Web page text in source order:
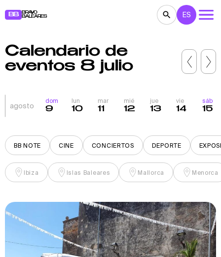
BB
BRAVO
BALEARES
CONCIERTOS TEATRO
EXPOSICIONES FESTIVALES DEPORTE
PARA NIÑOS BB NOTE
ES
Calendario de
eventos 8 julio
agosto
dom
9
lun
10
mar
11
mié
12
jue
13
vie
14
sáb
15
BB NOTE CINE CONCIERTOS DEPORTE
Ibiza Islas Baleares Mallorca Menorca